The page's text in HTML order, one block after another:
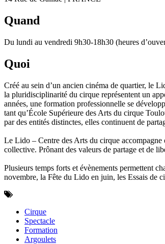
Quand
Du lundi au vendredi 9h30-18h30 (heures
Quoi
Créé au sein d’un ancien cinéma de quartier, le
la pluridisciplinarité du cirque représentent un
années, une formation professionnelle se
tant qu’École Supérieure des Arts du cirque
par des entités distinctes, elles continuent de
Le Lido – Centre des Arts du cirque accompagne
collective. Prônant des valeurs de partage et de
Plusieurs temps forts et évènements permettent
novembre, la Fête du Lido en juin, les Essais de
Cirque
Spectacle
Formation
Argoulets